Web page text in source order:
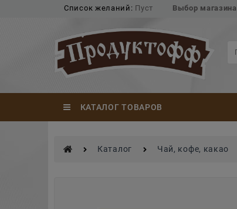
Список желаний: Пуст Выбор магазина
КАТАЛОГ ТОВАРОВ
Каталог Чай, кофе, какао